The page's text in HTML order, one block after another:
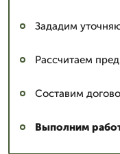
Зададим
Рассчитаем
Составим
Выполним